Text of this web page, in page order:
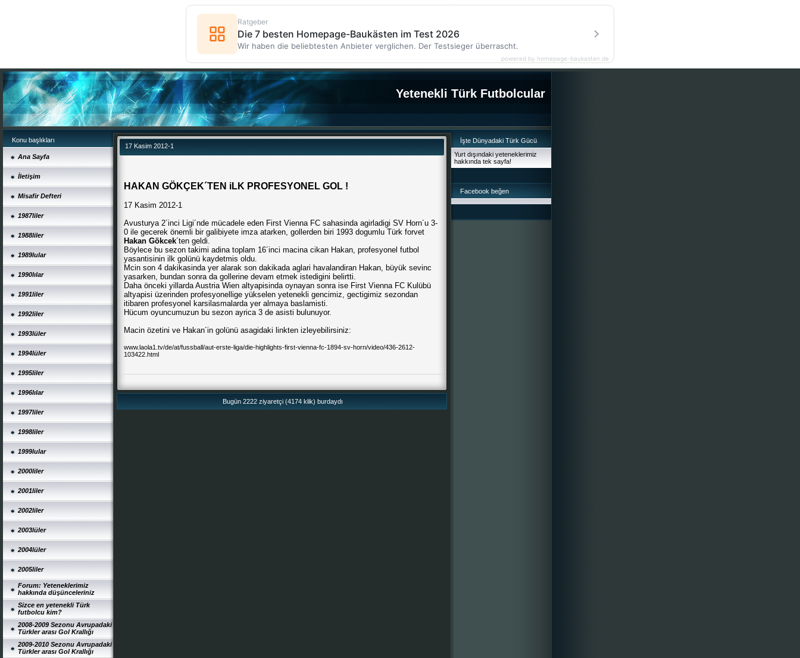
Yetenekli Türk Futbolcular
Konu başlıkları
Ana Sayfa
İletişim
Misafir Defteri
1987liler
1988liler
1989lular
1990lılar
1991liler
1992liler
1993lüler
1994lüler
1995liler
1996lılar
1997liler
1998liler
1999lular
2000liler
2001liler
2002liler
2003lüler
2004lüler
2005liler
Forum: Yeteneklerimiz
hakkında düşünceleriniz
Sizce en yetenekli Türk
futbolcu kim?
2008-2009 Sezonu Avrupadaki
Türkler arası Gol Krallığı
2009-2010 Sezonu Avrupadaki
Türkler arası Gol Krallığı
17 Kasim 2012-1
HAKAN GÖKÇEK´TEN iLK PROFESYONEL GOL !
17 Kasim 2012-1
Avusturya 2´inci Ligi´nde mücadele eden First Vienna FC sahasinda agirladigi SV Horn´u 3-
0 ile gecerek önemli bir galibiyete imza atarken, gollerden biri 1993 dogumlu Türk forvet
Hakan Gökcek´ten geldi.
Böylece bu sezon takimi adina toplam 16´inci macina cikan Hakan, profesyonel futbol
yasantisinin ilk golünü kaydetmis oldu.
Mcin son 4 dakikasinda yer alarak son dakikada aglari havalandiran Hakan, büyük sevinc
yasarken, bundan sonra da gollerine devam etmek istedigini belirtti.
Daha önceki yillarda Austria Wien altyapisinda oynayan sonra ise First Vienna FC Kulübü
altyapisi üzerinden profesyonellige yükselen yetenekli gencimiz, gectigimiz sezondan
itibaren profesyonel karsilasmalarda yer almaya baslamisti.
Hücum oyuncumuzun bu sezon ayrica 3 de asisti bulunuyor.
Macin özetini ve Hakan´in golünü asagidaki linkten izleyebilirsiniz:
www.laola1.tv/de/at/fussball/aut-erste-liga/die-highlights-first-vienna-fc-1894-sv-horn/video/436-2612-
103422.html
Bugün 2222 ziyaretçi (4174 klik) burdaydı
İşte Dünyadaki Türk Gücü
Yurt dışındaki yeteneklerimiz
hakkında tek sayfa!
Facebook beğen
Ratgeber
Die 7 besten Homepage-Baukästen im Test 2026
Wir haben die beliebtesten Anbieter verglichen. Der Testsieger überrascht.
powered by homepage-baukasten.de